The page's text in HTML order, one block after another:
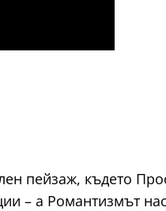
пейзаж, където
– а Романтизмът